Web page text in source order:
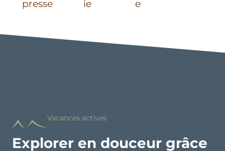
presse ie e
Vacances actives
Explorer en douceur grâce